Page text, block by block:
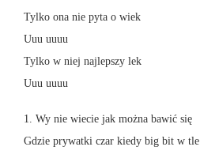
Tylko ona nie pyta o wiek
Uuu uuuu
Tylko w niej najlepszy lek
Uuu uuuu
1. Wy nie wiecie jak można bawić się
Gdzie prywatki czar kiedy big bit w tle